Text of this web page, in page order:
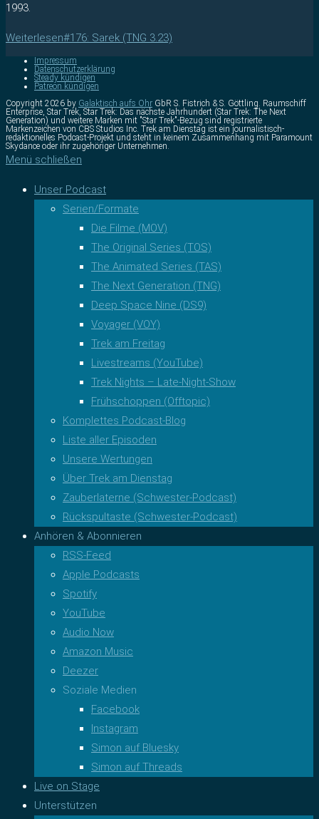
1993.
Weiterlesen#176: Sarek (TNG 3.23)
Impressum
Datenschutzerklärung
Steady kündigen
Patreon kündigen
Copyright 2026 by Galaktisch aufs Ohr GbR S. Fistrich & S. Göttling. Raumschiff
Enterprise, Star Trek, Star Trek: Das nächste Jahrhundert (Star Trek: The Next
Generation) und weitere Marken mit "Star Trek"-Bezug sind registrierte
Markenzeichen von CBS Studios Inc. Trek am Dienstag ist ein journalistisch-
redaktionelles Podcast-Projekt und steht in keinem Zusammenhang mit Paramount
Skydance oder ihr zugehöriger Unternehmen.
Menü schließen
Unser Podcast
Serien/Formate
Die Filme (MOV)
The Original Series (TOS)
The Animated Series (TAS)
The Next Generation (TNG)
Deep Space Nine (DS9)
Voyager (VOY)
Trek am Freitag
Livestreams (YouTube)
Trek Nights – Late-Night-Show
Frühschoppen (Offtopic)
Komplettes Podcast-Blog
Liste aller Episoden
Unsere Wertungen
Über Trek am Dienstag
Zauberlaterne (Schwester-Podcast)
Rückspultaste (Schwester-Podcast)
Anhören & Abonnieren
RSS-Feed
Apple Podcasts
Spotify
YouTube
Audio Now
Amazon Music
Deezer
Soziale Medien
Facebook
Instagram
Simon auf Bluesky
Simon auf Threads
Live on Stage
Unterstützen